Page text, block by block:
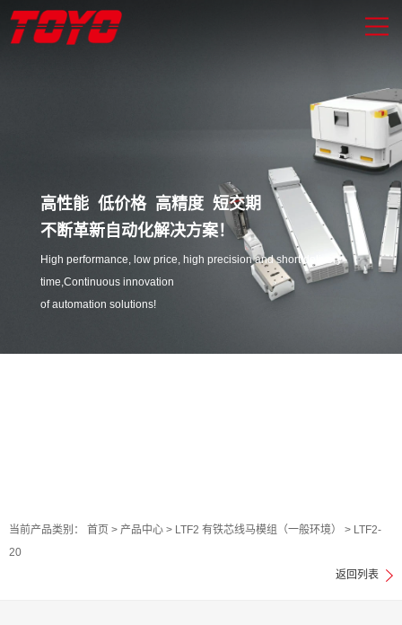
高性能 低价格 高精度 短交期
不断革新自动化解决方案！
High performance, low price, high precision and short delivery
time,Continuous innovation
of automation solutions!
当前产品类别： 首页 > 产品中心 > LTF2 有铁芯线马模组（一般环境） > LTF2-
20
返回列表